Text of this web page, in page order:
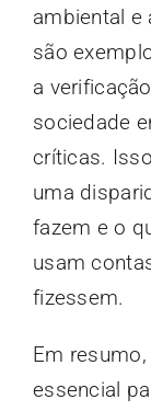
ambiental e
são
a
sociedade
críticas.
uma
fazem e o
usam
fizessem.
Em
essencial